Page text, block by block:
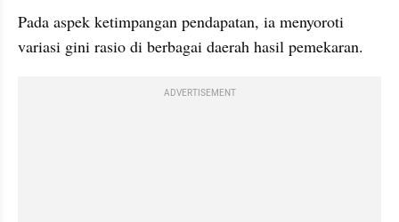
Pada aspek ketimpangan pendapatan, ia menyoroti
variasi gini rasio di berbagai daerah hasil pemekaran.
ADVERTISEMENT